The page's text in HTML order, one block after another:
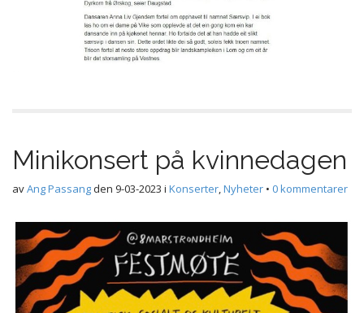
Minikonsert på kvinnedagen
avAng Passangden 9-03-2023 i Konserter,Nyheter • 0 kommentarer